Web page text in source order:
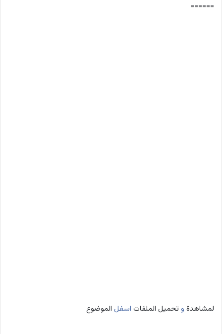
======
لمشاهدة و تحميل الملفات اسفل الموضوع